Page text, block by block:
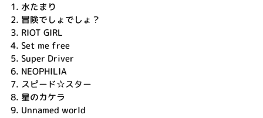
1. 水たまり
2. 冒険でしょでしょ？
3. RIOT GIRL
4. Set me free
5. Super Driver
6. NEOPHILIA
7. スピード☆スター
8. 星のカケラ
9. Unnamed world